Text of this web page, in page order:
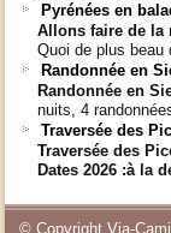
Pyrénées en
Allons faire de la
Quoi de plus beau
Randonnée en
Randonnée en
nuits, 4
Traversée des
Traversée des
Dates 2026 :à la
© Copyright Via-